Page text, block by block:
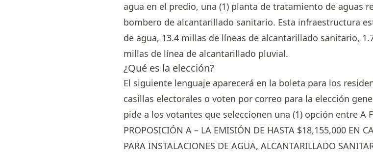
agua en el predio, una (1) planta de tratamiento de aguas
bombero de alcantarillado sanitario. Esta infraestructura
de agua, 13.4 millas de líneas de alcantarillado sanitario,
millas de línea de alcantarillado pluvial.
¿Qué es la elección?
El siguiente lenguaje aparecerá en la boleta para los
casillas electorales o voten por correo para la elección
pide a los votantes que seleccionen una (1) opción entre A
PROPOSICIÓN A – LA EMISIÓN DE HASTA $18,155,000 EN
PARA INSTALACIONES DE AGUA, ALCANTARILLADO